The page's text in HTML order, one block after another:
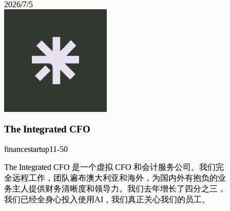
2026/7/5
The Integrated CFO
financestartup11-50
The Integrated CFO 是一个虚拟 CFO 和会计服务公司。我们完
全远程工作，团队遍布澳大利亚和海外，为国内外有抱负的业
务主人提供财务清晰度和领导力。我们去年增长了四分之三，
我们已经全身心投入使用AI，我们真正关心我们的员工。